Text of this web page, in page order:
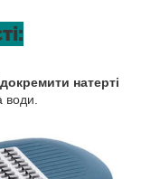
натерті
води.